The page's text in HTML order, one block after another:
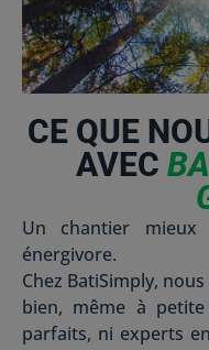
CE QUE
AVEC
Un chantier mieux
énergivore.
Chez BatiSimply,
bien, même à
parfaits, ni experts